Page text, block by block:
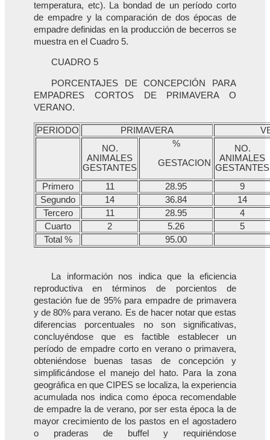
temperatura, etc). La bondad de un período corto
de empadre y la comparación de dos épocas de
empadre definidas en la producción de becerros se
muestra en el Cuadro 5.
CUADRO 5
PORCENTAJES DE CONCEPCIÓN PARA
EMPADRES CORTOS DE PRIMAVERA O
VERANO.
PERIODO PRIMAVERA
NO.
ANIMALES
GESTANTES
%
GESTACION
NO.
ANIMALES
GESTANTES
Primero
11 28.95
9
Segundo
14 36.84
14
Tercero
11 28.95
4
Cuarto
2 5.26
5
Total %
95.00
La información nos indica que la eficiencia
reproductiva en términos de porcientos de
gestación fue de 95% para empadre de primavera
y de 80% para verano. Es de hacer notar que estas
diferencias porcentuales no son significativas,
concluyéndose que es factible establecer un
período de empadre corto en verano o primavera,
obteniéndose buenas tasas de concepción y
simplificándose el manejo del hato. Para la zona
geográfica en que CIPES se localiza, la experiencia
acumulada nos indica como época recomendable
de empadre la de verano, por ser esta época la de
mayor crecimiento de los pastos en el agostadero
o praderas de buffel y requiriéndose